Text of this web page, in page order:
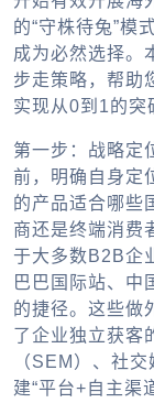
的“守株待兔”模
成为必然选择。
步走策略，帮助
实现从0到1的突
第一步：战略定
前，明确自身定
的产品适合哪些
商还是终端消费
于大多数B2B企
巴巴国际站、中
的捷径。这些做
了企业独立获客
（SEM）、社
建“平台+自主渠